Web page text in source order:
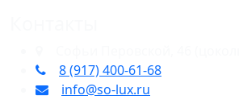
8 (917) 400‑61‑68
info@so-lux.ru